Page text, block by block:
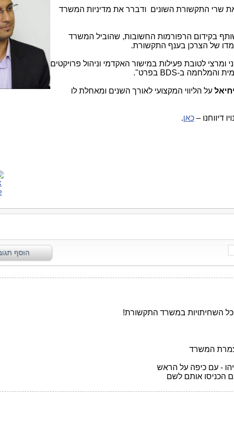
שרי התקשורת השונים ודברר את מדיניות המשרד
בקידום הרפורמות החשובות, שהוביל המשרד
של הצרכן בענף התקשורת.
לטובת פעילות במישור האקדמי וניהול פרויקטים
והמלחמה ב-BDS בפרט".
יחיאל על הליווי המקצועי לאורך השנים ומאחלת לו
דיווחנו –כאן.